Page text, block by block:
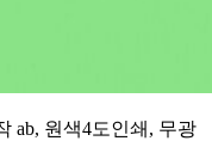
ab, 원색4도인쇄, 무광